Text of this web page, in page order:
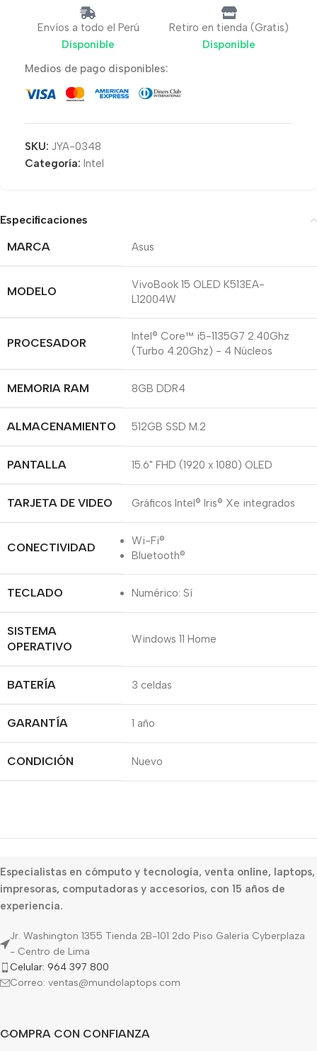
Envíos a todo el Perú
Disponible
Retiro en tienda (Gratis)
Disponible
Medios de pago disponibles:
SKU: JYA-0348
Categoría: Intel
Especificaciones
MARCA
Asus
MODELO
VivoBook 15 OLED K513EA-
L12004W
PROCESADOR
Intel® Core™ i5-1135G7 2.40Ghz
(Turbo 4.20Ghz) - 4 Núcleos
MEMORIA RAM 8GB DDR4
ALMACENAMIENTO 512GB SSD M.2
PANTALLA 15.6" FHD (1920 x 1080) OLED
TARJETA DE VIDEO Gráficos Intel® Iris® Xe integrados
CONECTIVIDAD
Wi-Fi®
Bluetooth®
TECLADO Numérico: Sí
SISTEMA
OPERATIVO
Windows 11 Home
BATERÍA 3 celdas
GARANTÍA 1 año
CONDICIÓN Nuevo
Especialistas en cómputo y tecnología, venta online, laptops,
impresoras, computadoras y accesorios, con 15 años de
experiencia.
Jr. Washington 1355 Tienda 2B-101 2do Piso Galería Cyberplaza
- Centro de Lima
Celular: 964 397 800
Correo: ventas@mundolaptops.com
COMPRA CON CONFIANZA